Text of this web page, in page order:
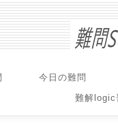
今日の難問
難解logic